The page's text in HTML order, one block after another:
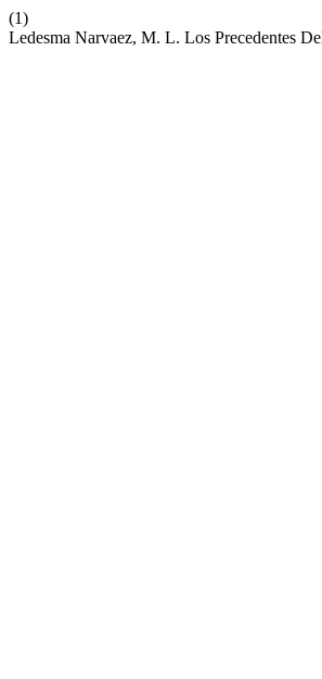
(1)
Ledesma Narvaez, M. L. Los Precedentes